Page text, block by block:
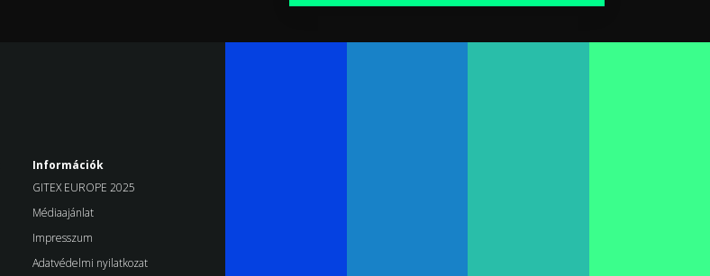
Információk
GITEX EUROPE 2025
Médiaajánlat
Impresszum
Adatvédelmi nyilatkozat